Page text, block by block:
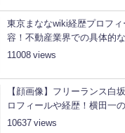
東京まななwiki経歴プロフ
容！不動産業界での具体的
11008
【顔画像】フリーランス白
ロフィールや経歴！横田一
10637